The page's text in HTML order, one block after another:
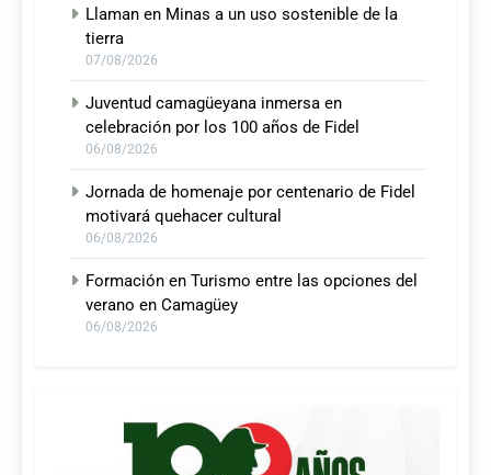
Llaman en Minas a un uso sostenible de la
tierra
07/08/2026
Juventud camagüeyana inmersa en
celebración por los 100 años de Fidel
06/08/2026
Jornada de homenaje por centenario de Fidel
motivará quehacer cultural
06/08/2026
Formación en Turismo entre las opciones del
verano en Camagüey
06/08/2026